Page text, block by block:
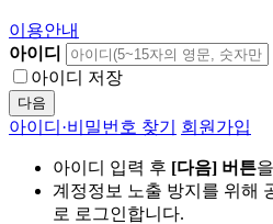
이용안내
아이디
아이디 저장
다음
아이디·비밀번호 찾기 회원가입
아이디 입력 후 [다음] 버튼
계정정보 노출 방지를 위해
로 로그인합니다.